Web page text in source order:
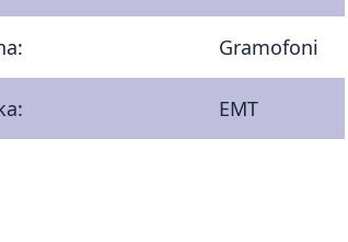
Gramofoni
EMT